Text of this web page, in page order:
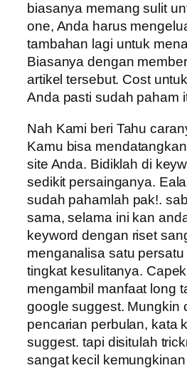
biasanya memang sulit
one, Anda harus
tambahan lagi untuk
Biasanya dengan
artikel tersebut. Cost
Anda pasti sudah paham
Nah Kami beri Tahu
Kamu bisa
site Anda. Bidiklah di
sedikit persainganya.
sudah pahamlah pak!.
sama, selama ini kan
keyword dengan riset
menganalisa satu
tingkat kesulitanya.
mengambil manfaat long
google suggest. Mungkin
pencarian perbulan, kata
suggest. tapi disitulah
sangat kecil